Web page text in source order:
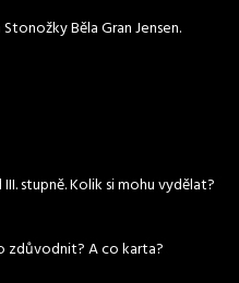
Běla Gran Jensen.
stupně. Kolik si mohu vydělat?
zdůvodnit? A co karta?